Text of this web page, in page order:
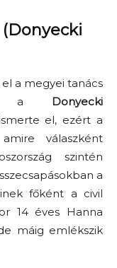
a megyei tanács
a Donyecki
el, ezért a
válaszként
szintén
a
főként a civil
14 éves Hanna
máig emlékszik